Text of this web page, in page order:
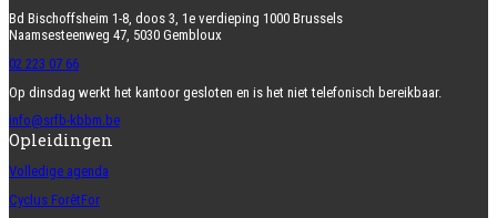
Bd Bischoffsheim 1-8, doos 3, 1e verdieping 1000 Brussels
Naamsesteenweg 47, 5030 Gembloux
02 223 07 66
Op dinsdag werkt het kantoor gesloten en is het niet telefonisch bereikbaar.
info@srfb-kbbm.be
Opleidingen
Volledige agenda
Cyclus ForêtFor